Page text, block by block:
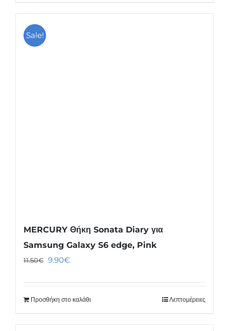
Sale!
MERCURY Θήκη Sonata Diary για
Samsung Galaxy S6 edge, Pink
11.50€ Original
11.50€.
9.90€Η
είναι:
Προσθήκη στο καλάθι Λεπτομέρειες